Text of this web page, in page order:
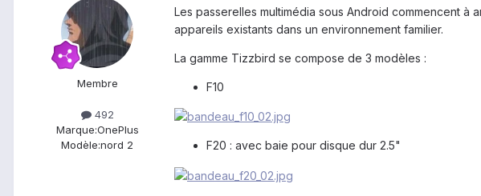
Membre
492
Marque:OnePlus
Modèle:nord 2
Les passerelles multimédia sous Android commencent à
appareils existants dans un environnement familier.
La gamme Tizzbird se compose de 3 modèles :
F10
F20 : avec baie pour disque dur 2.5"